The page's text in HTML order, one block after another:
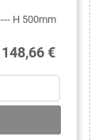
H 500mm
148,66 €